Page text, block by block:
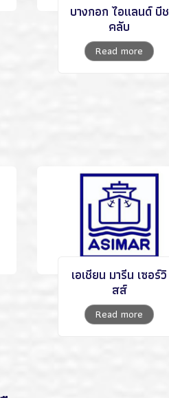
บางกอก ไอแลนด์ บีช
คลับ
Read more
เอเชียน มารีน เซอร์วิ
สส์
Read more